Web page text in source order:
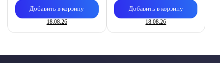
Добавить в корзину
18.08.26
Добавить в корзину
18.08.26